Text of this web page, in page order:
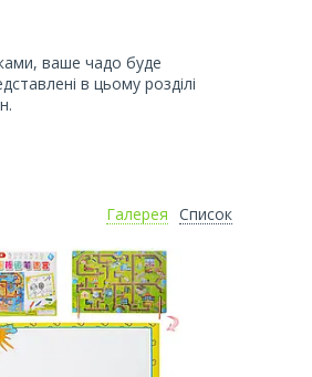
ваше чадо буде
в цьому розділі
Галерея Список